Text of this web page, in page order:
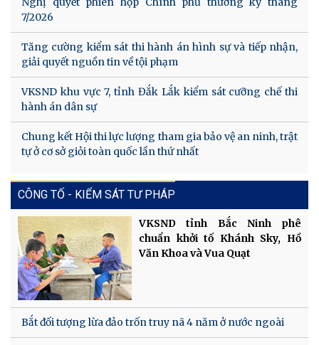
7/2026
Tăng cường kiểm sát thi hành án hình sự và tiếp nhận,
giải quyết nguồn tin về tội phạm
VKSND khu vực 7, tỉnh Đắk Lắk kiểm sát cưỡng chế thi
hành án dân sự
Chung kết Hội thi lực lượng tham gia bảo vệ an ninh, trật
tự ở cơ sở giỏi toàn quốc lần thứ nhất
CÔNG TỐ - KIỂM SÁT TƯ PHÁP
VKSND tỉnh Bắc Ninh phê
chuẩn khởi tố Khánh Sky, Hồ
Văn Khoa và Vua Quạt
Bắt đối tượng lừa đảo trốn truy nã 4 năm ở nước ngoài